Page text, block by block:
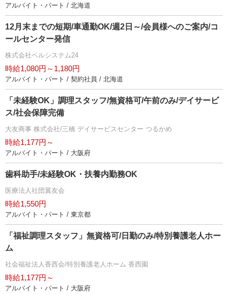
アルバイト・パート / 北海道
12月末までの短期/車通勤OK/週2日～/会員様へのご案内/コ
ールセンター発信
株式会社ベルシステム24
時給1,080円～1,180円
アルバイト・パート / 契約社員 / 北海道
「未経験OK」調理スタッフ/無資格可/午前のみ/デイサービ
ス/社会保障完備
大友商事 株式会社/三橋 デイサービスセンター つるかめ
時給1,177円～
アルバイト・パート / 大阪府
歯科助手/未経験OK・扶養内勤務OK
医療法人社団翼友会
時給1,550円
アルバイト・パート / 東京都
「福祉調理スタッフ」無資格可/日勤のみ/特別養護老人ホー
ム
社会福祉法人香西会/特別養護老人ホーム 香西園
時給1,177円～
アルバイト・パート / 大阪府